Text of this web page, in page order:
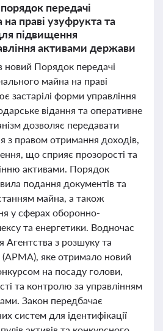
передачі
праві узуфрукта та
підвищення
активами держави
новий Порядок передачі
майна на праві
застарілі форми управління
відання та оперативне
дозволяє передавати
з правом отримання доходів,
що сприяє прозорості та
активами. Порядок
подання документів та
майна, а також
у сферах оборонно-
та енергетики. Водночас
Агентства з розшуку та
(АРМА), яке отримало новий
на посаду голови,
та контролю за управлінням
Закон передбачає
систем для ідентифікації